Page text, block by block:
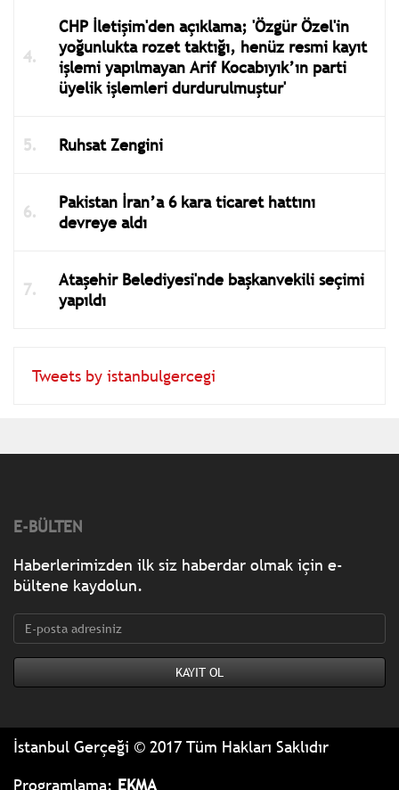
CHP İletişim'den açıklama; 'Özgür Özel'in
yoğunlukta rozet taktığı, henüz resmi kayıt
işlemi yapılmayan Arif Kocabıyık’ın parti
üyelik işlemleri durdurulmuştur'
Ruhsat Zengini
Pakistan İran’a 6 kara ticaret hattını
devreye aldı
Ataşehir Belediyesi'nde başkanvekili seçimi
yapıldı
Tweets by istanbulgercegi
E-BÜLTEN
Haberlerimizden ilk siz haberdar olmak için e-
bültene kaydolun.
İstanbul Gerçeği © 2017 Tüm Hakları Saklıdır
Programlama: EKMA